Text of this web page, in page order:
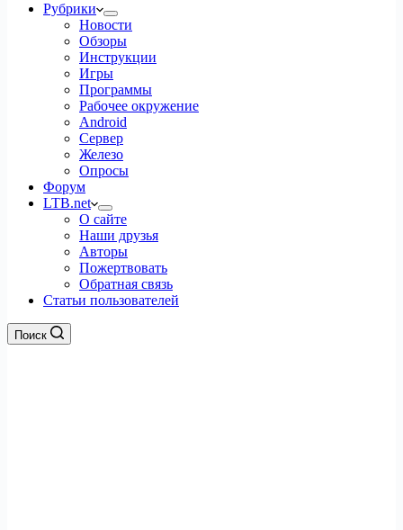
Рубрики
Новости
Обзоры
Инструкции
Игры
Программы
Рабочее окружение
Android
Сервер
Железо
Опросы
Форум
LTB.net
О сайте
Наши друзья
Авторы
Пожертвовать
Обратная связь
Статьи пользователей
Поиск